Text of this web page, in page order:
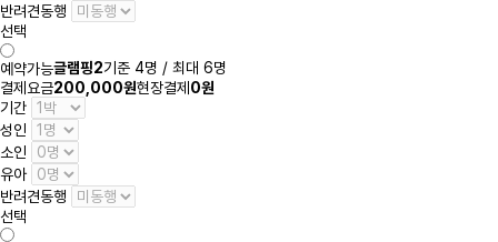
반려견동행
선택
예약가능글램핑2기준 4명 / 최대 6명
결제요금200,000원현장결제 0원
기간
성인
소인
유아
반려견동행
선택